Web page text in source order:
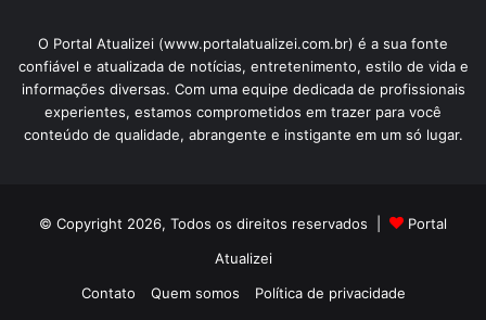
O Portal Atualizei (www.portalatualizei.com.br) é a sua fonte
confiável e atualizada de notícias, entretenimento, estilo de vida e
informações diversas. Com uma equipe dedicada de profissionais
experientes, estamos comprometidos em trazer para você
conteúdo de qualidade, abrangente e instigante em um só lugar.
© Copyright 2026, Todos os direitos reservados |
Portal
Atualizei
Contato
Quem somos Política de privacidade